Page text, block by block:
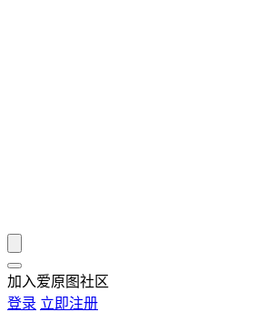
加入爱原图社区
登录 立即注册